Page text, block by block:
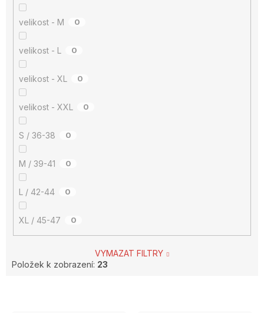
velikost - M 0
velikost - L 0
velikost - XL 0
velikost - XXL 0
S / 36-38 0
M / 39-41 0
L / 42-44 0
XL / 45-47 0
VYMAZAT FILTRY
Položek k zobrazení: 23